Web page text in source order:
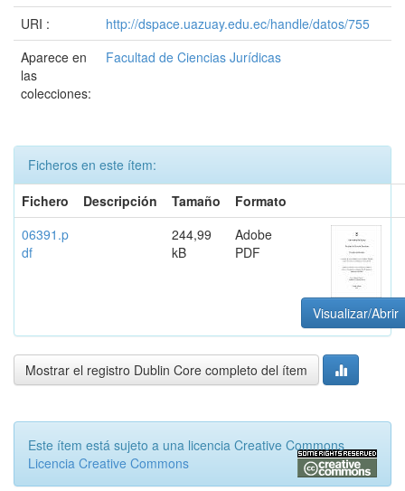
URI :
http://dspace.uazuay.edu.ec/handle/datos/755
Aparece en
las
colecciones:
Facultad de Ciencias Jurídicas
Ficheros en este ítem:
Fichero
Descripción Tamaño
Formato
06391.p
df
244,99
kB
Adobe
PDF
Visualizar/Abrir
Mostrar el registro Dublin Core completo del ítem
Este ítem está sujeto a una licencia Creative Commons
Licencia Creative Commons